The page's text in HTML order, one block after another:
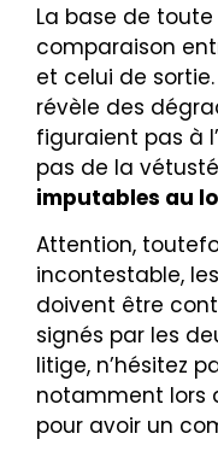
La base de
comparaison
et celui de
révèle des
figuraient pas à
pas de la
imputables au
Attention,
incontestable,
doivent être
signés par les
litige, n’hésitez
notamment lors
pour avoir un